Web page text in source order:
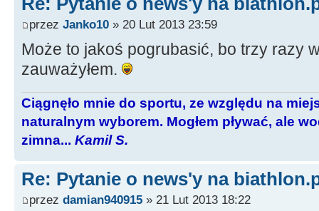
przez Janko10 » 20 Lut 2013 23:59
Może to jakoś pogrubasić, bo trzy razy
zauważyłem.
Ciągnęło mnie do sportu, ze względu na
naturalnym wyborem. Mogłem pływać, ale
zimna... Kamil S.
Re: Pytanie o news'y na
przez damian940915 » 21 Lut 2013 18:22